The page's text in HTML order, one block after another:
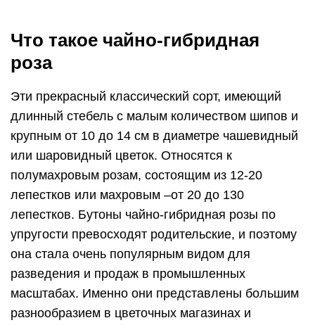
Что такое чайно-гибридная
роза
Эти прекрасный классический сорт, имеющий
длинный стебель с малым количеством шипов и
крупным от 10 до 14 см в диаметре чашевидный
или шаровидный цветок. Относятся к
полумахровым розам, состоящим из 12-20
лепестков или махровым –от 20 до 130
лепестков. Бутоны чайно-гибридная розы по
упругости превосходят родительские, и поэтому
она стала очень популярным видом для
разведения и продаж в промышленных
масштабах. Именно они представлены большим
разнообразием в цветочных магазинах и